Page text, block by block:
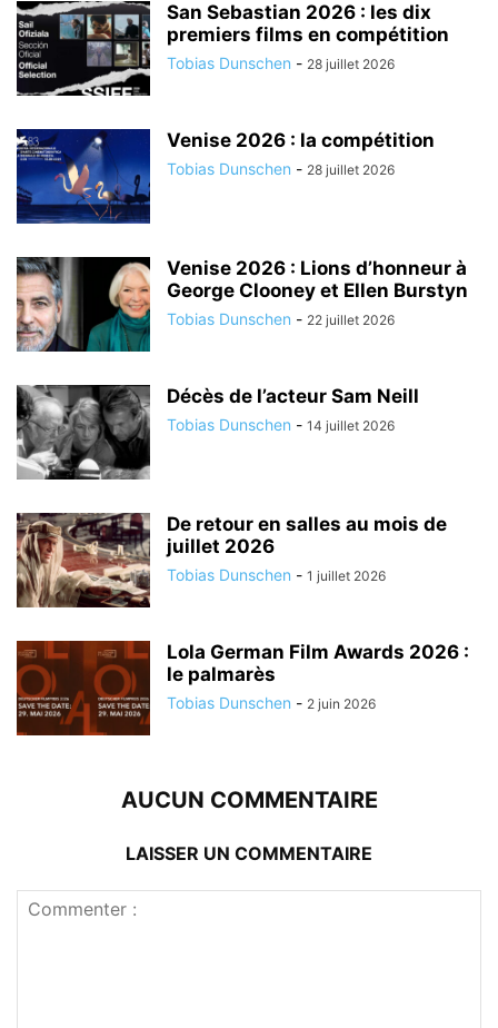
San Sebastian 2026 : les dix
premiers films en compétition
Tobias Dunschen - 28 juillet 2026
Venise 2026 : la compétition
Tobias Dunschen - 28 juillet 2026
Venise 2026 : Lions d’honneur à
George Clooney et Ellen Burstyn
Tobias Dunschen - 22 juillet 2026
Décès de l’acteur Sam Neill
Tobias Dunschen - 14 juillet 2026
De retour en salles au mois de
juillet 2026
Tobias Dunschen - 1 juillet 2026
Lola German Film Awards 2026 :
le palmarès
Tobias Dunschen - 2 juin 2026
AUCUN COMMENTAIRE
LAISSER UN COMMENTAIRE